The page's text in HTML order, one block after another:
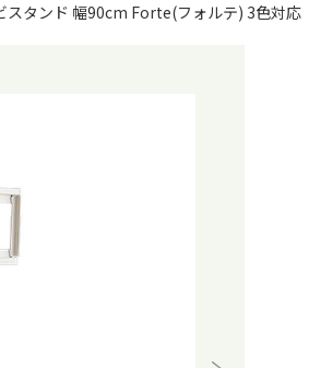
スタンド 幅90cm Forte(フォルテ) 3色対応